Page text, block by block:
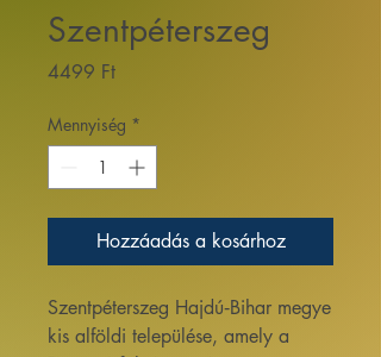
Szentpéterszeg
4499 FtÁr
Mennyiség *
Hozzáadás a kosárhoz
Szentpéterszeg Hajdú‑Bihar megye
kis alföldi települése, amely a